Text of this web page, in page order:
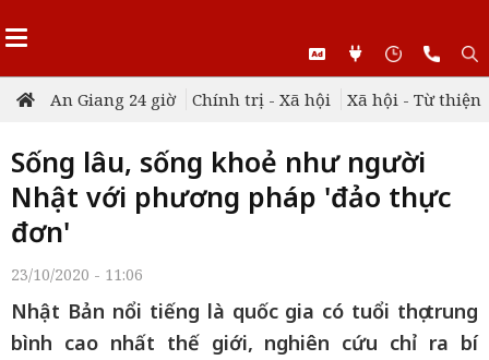
An Giang 24 giờ Chính trị - Xã hội Xã hội - Từ thiện
Sống lâu, sống khoẻ như người
Nhật với phương pháp 'đảo thực
đơn'
23/10/2020 - 11:06
Nhật Bản nổi tiếng là quốc gia có tuổi thọ trung
bình cao nhất thế giới, nghiên cứu chỉ ra bí